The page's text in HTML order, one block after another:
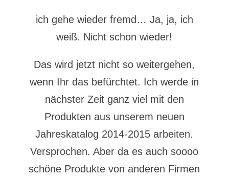
ich gehe wieder fremd… Ja, ja, ich
weiß. Nicht schon wieder!
Das wird jetzt nicht so weitergehen,
wenn Ihr das befürchtet. Ich werde in
nächster Zeit ganz viel mit den
Produkten aus unserem neuen
Jahreskatalog 2014-2015 arbeiten.
Versprochen. Aber da es auch soooo
schöne Produkte von anderen Firmen